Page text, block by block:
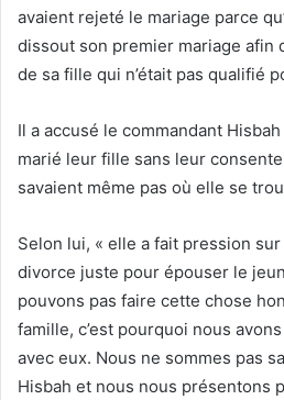
avaient rejeté le mariage parce
dissout son premier mariage afin
de sa fille qui n’était pas qualifié
Il a accusé le commandant Hisbah
marié leur fille sans leur
savaient même pas où elle se
Selon lui, « elle a fait pression sur
divorce juste pour épouser le
pouvons pas faire cette chose
famille, c’est pourquoi nous
avec eux. Nous ne sommes pas
Hisbah et nous nous présentons